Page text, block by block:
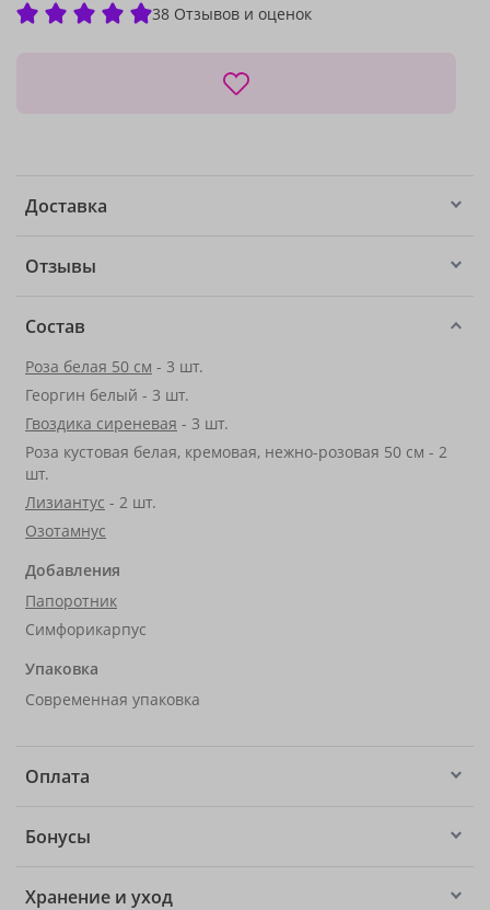
38 Отзывов и оценок
Доставка
Отзывы
Состав
Роза белая 50 см - 3 шт.
Георгин белый - 3 шт.
Гвоздика сиреневая - 3 шт.
Роза кустовая белая, кремовая, нежно-розовая 50 см - 2
шт.
Лизиантус - 2 шт.
Озотамнус
Добавления
Папоротник
Симфорикарпус
Упаковка
Современная упаковка
Оплата
Бонусы
Хранение и уход